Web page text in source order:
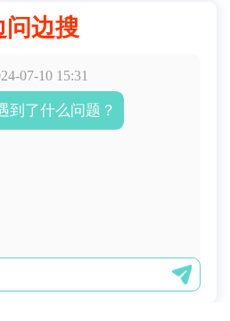
问边搜
07-10 15:31
到了什么问题？